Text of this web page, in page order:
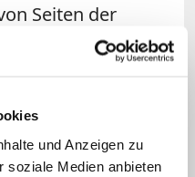
und Anzeigen zu
soziale Medien anbieten
Seiten der
oft eher